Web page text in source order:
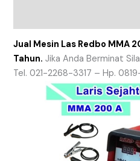
Jual Mesin Las Redbo MMA
Tahun. Jika Anda Berminat
Tel. 021-2268-3317 – Hp.